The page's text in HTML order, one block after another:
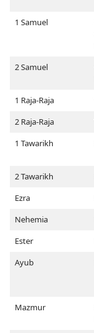
1 Samuel
2 Samuel
1 Raja-Raja
2 Raja-Raja
1 Tawarikh
2 Tawarikh
Ezra
Nehemia
Ester
Ayub
Mazmur